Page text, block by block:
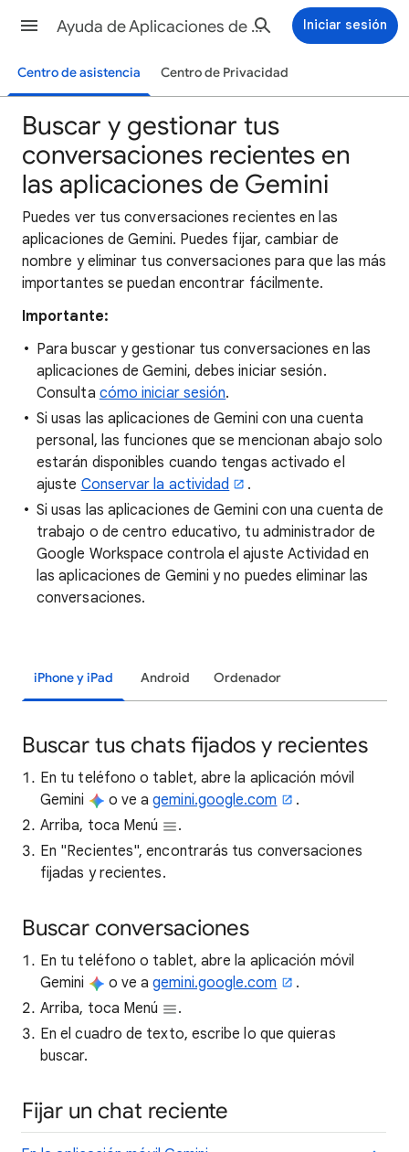
Ayuda de Aplicaciones de Gemini Iniciar sesión
Centro de asistencia Centro de Privacidad
Buscar y gestionar tus
conversaciones recientes en
las aplicaciones de Gemini
Puedes ver tus conversaciones recientes en las
aplicaciones de Gemini. Puedes fijar, cambiar de
nombre y eliminar tus conversaciones para que las más
importantes se puedan encontrar fácilmente.
Importante:
Para buscar y gestionar tus conversaciones en las
aplicaciones de Gemini, debes iniciar sesión.
Consulta cómo iniciar sesión.
Si usas las aplicaciones de Gemini con una cuenta
personal, las funciones que se mencionan abajo solo
estarán disponibles cuando tengas activado el
ajuste Conservar la actividad
.
Si usas las aplicaciones de Gemini con una cuenta de
trabajo o de centro educativo, tu administrador de
Google Workspace controla el ajuste Actividad en
las aplicaciones de Gemini y no puedes eliminar las
conversaciones.
iPhone y iPad Android Ordenador
Buscar tus chats fijados y recientes
En tu teléfono o tablet, abre la aplicación móvil
Gemini
o ve agemini.google.com
.
Arriba, toca Menú
.
En "Recientes", encontrarás tus conversaciones
fijadas y recientes.
Buscar conversaciones
En tu teléfono o tablet, abre la aplicación móvil
Gemini
o ve agemini.google.com
.
Arriba, toca Menú
.
En el cuadro de texto, escribe lo que quieras
buscar.
Fijar un chat reciente